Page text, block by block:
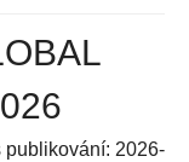
2026-